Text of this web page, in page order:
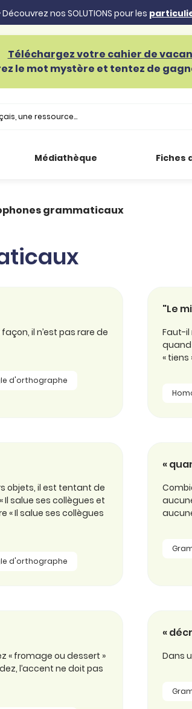
nos SOLUTIONS pour les
Téléchargez votre cahier de
le mot mystère et tentez de
Médiathèque Fiches
grammaticaux
il n’est pas rare de
d'orthographe
"Le
Faut-il
quand
«
objets, il est tentant de
Il salue ses collègues et
« Il salue ses collègues
d'orthographe
«
« fromage ou dessert »
l’accent ne doit pas
«
Dans